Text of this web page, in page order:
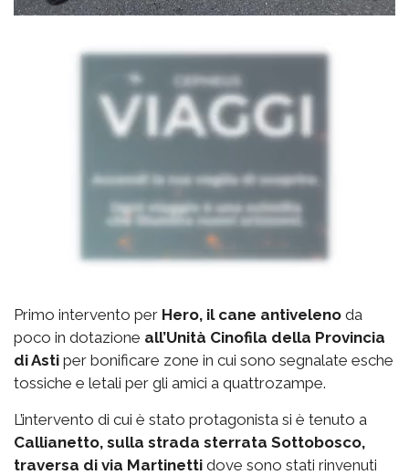
Primo intervento per Hero, il cane antiveleno da
poco in dotazione all’Unità Cinofila della Provincia
di Asti per bonificare zone in cui sono segnalate esche
tossiche e letali per gli amici a quattrozampe.
L’intervento di cui è stato protagonista si è tenuto a
Callianetto, sulla strada sterrata Sottobosco,
traversa di via Martinetti dove sono stati rinvenuti